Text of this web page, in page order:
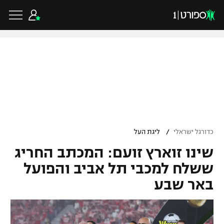
גביע הטוטו
ליגיונרים
גביע המדינה
ליגת האלופות
ליגה אירופית
ליגה אנגלית
כדורסל ישראלי
ליגת ווינר סל
ליגה לאומית
כדורסל עולמי
NBA
כדורגל ישראלי / ליגת העל
שינו זוארץ זועם: המכתב החריג
ששלח למכבי תל אביב והפועל
באר שבע